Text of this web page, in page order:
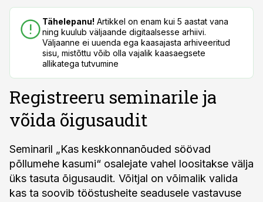
Tähelepanu! Artikkel on enam kui 5 aastat vana
ning kuulub väljaande digitaalsesse arhiivi.
Väljaanne ei uuenda ega kaasajasta arhiveeritud
sisu, mistõttu võib olla vajalik kaasaegsete
allikatega tutvumine
Registreeru seminarile ja
võida õigusaudit
Seminaril „Kas keskkonnanõuded söövad
põllumehe kasumi“ osalejate vahel loositakse välja
üks tasuta õigusaudit. Võitjal on võimalik valida
kas ta soovib tööstusheite seadusele vastavuse